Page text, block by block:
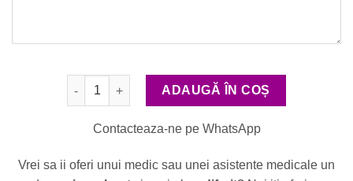
Cantitate Pomisor cu Licheni - Cadou Medic sau
ADAUGĂ ÎN COȘ
Contacteaza-ne pe WhatsApp
Vrei sa ii oferi unui medic sau unei asistente medicale un